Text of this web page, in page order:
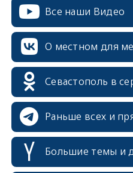
Все наши Видео
О местном для
Севастополь в
Раньше всех и
Большие темы и